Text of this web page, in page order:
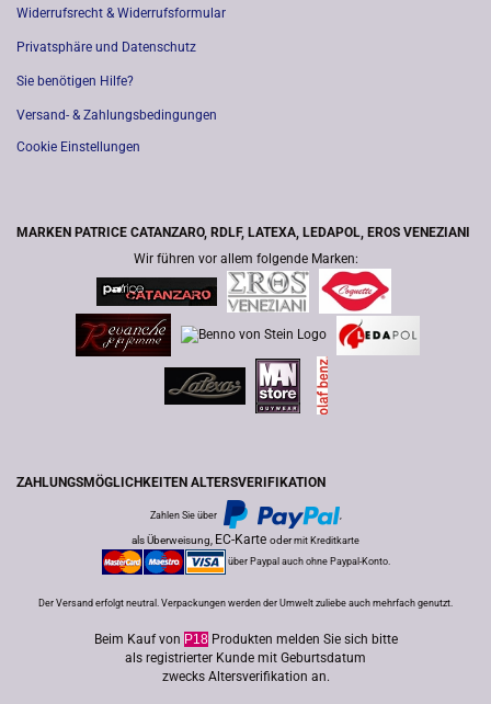
Widerrufsrecht & Widerrufsformular
Privatsphäre und Datenschutz
Sie benötigen Hilfe?
Versand- & Zahlungsbedingungen
Cookie Einstellungen
MARKEN PATRICE CATANZARO, RDLF, LATEXA, LEDAPOL, EROS VENEZIANI
Wir führen vor allem folgende Marken:
ZAHLUNGSMÖGLICHKEITEN ALTERSVERIFIKATION
Zahlen Sie über ,
als Überweisung, EC-Karte odermit Kreditkarte
über Paypal auch ohne Paypal-Konto.
Der Versand erfolgt neutral. Verpackungen werden der Umwelt zuliebe auch mehrfach genutzt.
Beim Kauf von P18Produkten melden Sie sich bitte
als registrierter Kunde mit Geburtsdatum
zwecks Altersverifikation an.